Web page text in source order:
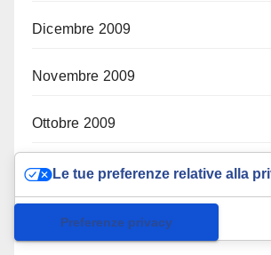
Dicembre 2009
Novembre 2009
Ottobre 2009
Settembre 2009
Agosto 2009
Le tue preferenze relative alla
Informativa sulla raccolta